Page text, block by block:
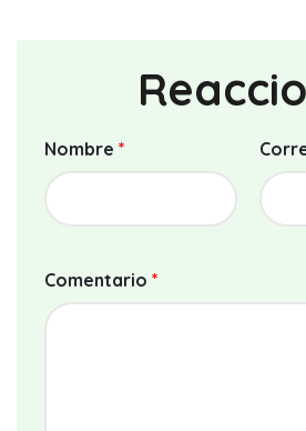
Nombre *
Comentario *